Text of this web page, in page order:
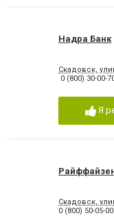
Надра Банк
Скадовск,
0 (800) 30-00-
Я
Скадовск,
0 (800) 50-05-00